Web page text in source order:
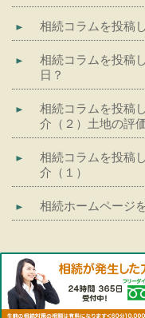
相続コラムを投稿
相続コラムを投稿
日？
相続コラムを投稿
介（２）土地の評
相続コラムを投稿
介（１）
相続ホームページ